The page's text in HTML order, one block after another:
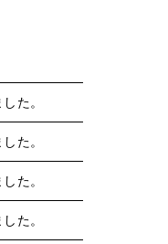
た。
た。
た。
た。